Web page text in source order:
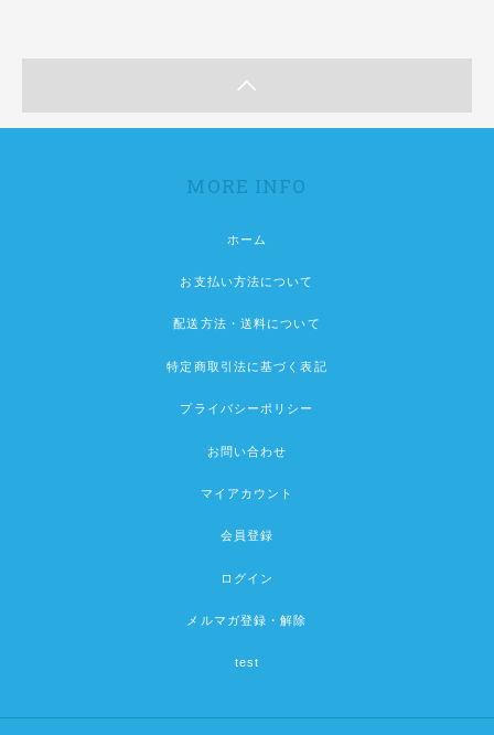
MORE INFO
ホーム
お支払い方法について
配送方法・送料について
特定商取引法に基づく表記
プライバシーポリシー
お問い合わせ
マイアカウント
会員登録
ログイン
メルマガ登録・解除
test